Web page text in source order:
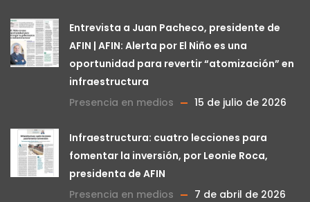
Entrevista a Juan Pacheco, presidente de
AFIN | AFIN: Alerta por El Niño es una
oportunidad para revertir “atomización” en
infraestructura
Presencia en medios
15 de julio de 2026
Infraestructura: cuatro lecciones para
fomentar la inversión, por Leonie Roca,
presidenta de AFIN
Presencia en medios
7 de abril de 2026